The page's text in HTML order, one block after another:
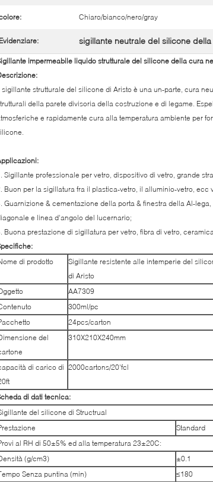
Chiaro/bianco/nero/gray
sigillante neutrale del silicone
impermeabile liquido strutturale del silicone della cura
sigillante strutturale del silicone di Aristo è una un-parte, cura
della parete divisoria della costruzione e di legame.
e rapidamente cura alla temperatura ambiente per
Sigillante professionale per vetro, dispositivo di vetro, grande
Buon per la sigillatura fra il plastica-vetro, il alluminio-vetro, ecc
Guarnizione & cementazione della porta & finestra della Al-
e linea d'angolo del lucernario;
Buona prestazione di sigillatura per vetro, fibra di vetro,
di prodotto
Sigillante resistente alle intemperie del
di Aristo
AA7309
300ml/pc
24pcs/carton
del
310X210X240mm
di carico di 2000cartons/20'fcl
di dati tecnica:
del silicone di Structrual
Standard
al RH di 50±5% ed alla temperatura 23±20C:
(g/cm3)
±0.1
Senza puntina (min)
≤180